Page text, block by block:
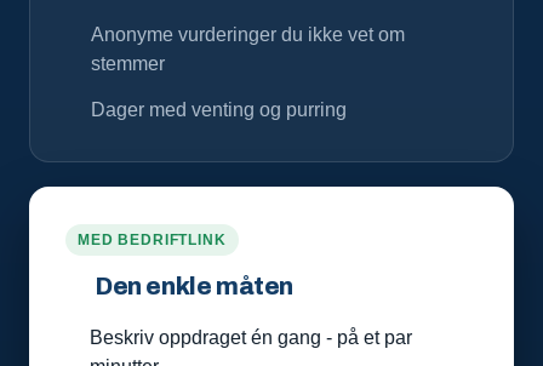
Anonyme vurderinger du ikke vet om
stemmer
Dager med venting og purring
MED BEDRIFTLINK
Den enkle måten
Beskriv oppdraget én gang - på et par